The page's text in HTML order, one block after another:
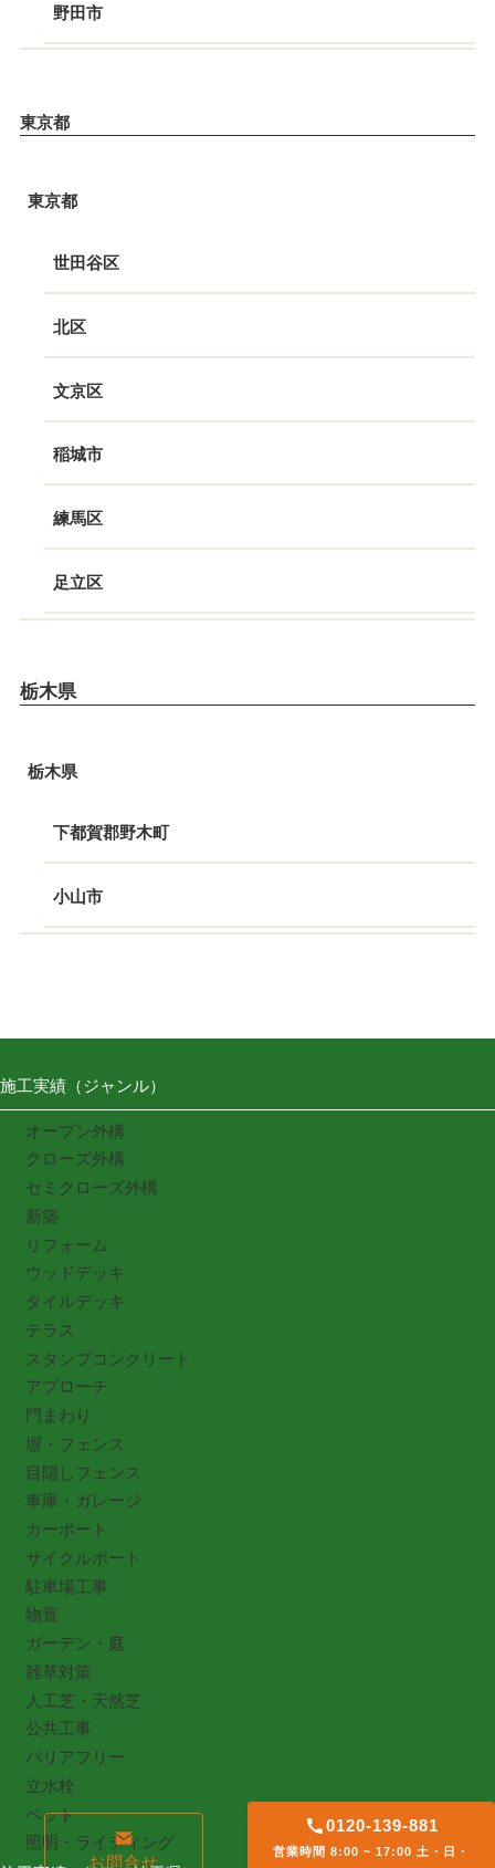
野田市
東京都
東京都
世田谷区
北区
文京区
稲城市
練馬区
足立区
栃木県
栃木県
下都賀郡野木町
小山市
施工実績（ジャンル）
オープン外構
クローズ外構
セミクローズ外構
新築
リフォーム
ウッドデッキ
タイルデッキ
テラス
スタンプコンクリート
アプローチ
門まわり
塀・フェンス
目隠しフェンス
車庫・ガレージ
カーポート
サイクルポート
駐車場工事
物置
ガーデン・庭
雑草対策
人工芝・天然芝
公共工事
バリアフリー
立水栓
ペット
照明・ライティング
お問合せ
0120-139-881
営業時間 8:00 ~ 17:00 土・日・